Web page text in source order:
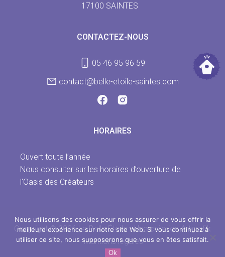
17100 SAINTES
CONTACTEZ-NOUS
05 46 95 96 59
contact@belle-etoile-saintes.com
HORAIRES
Ouvert toute l’année
Nous consulter sur les horaires d’ouverture de
l'Oasis des Créateurs
Copyright © 2026 La Belle Étoile - Une création Artgrafik
Mentions légales
Nous utilisons des cookies pour nous assurer de vous offrir la
meilleure expérience sur notre site Web. Si vous continuez à
utiliser ce site, nous supposerons que vous en êtes satisfait.
Ok